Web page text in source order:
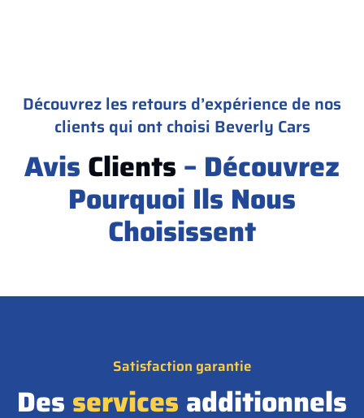
Découvrez les retours d’expérience de nos
clients qui ont choisi Beverly Cars
Avis Clients – Découvrez
Pourquoi Ils Nous
Choisissent
Satisfaction garantie
Des services additionnels